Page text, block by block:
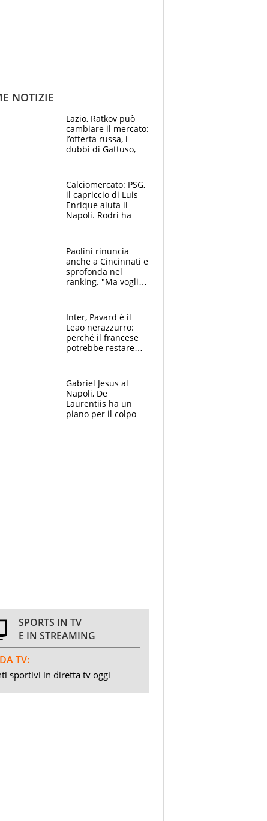
NOTIZIE
Lazio, Ratkov può
cambiare il mercato:
l’offerta russa, i
dubbi di Gattuso,
Calciomercato: PSG,
il capriccio di Luis
Enrique aiuta il
Napoli. Rodri ha
Fernandez
Paolini rinuncia
anche a Cincinnati e
sprofonda nel
ranking. "Ma voglio
Inter, Pavard è il
Leao nerazzurro:
perché il francese
potrebbe restare
Gabriel Jesus al
Napoli, De
Laurentiis ha un
piano per il colpo
SPORTS IN TV
E IN STREAMING
TV:
sportivi in diretta tv oggi